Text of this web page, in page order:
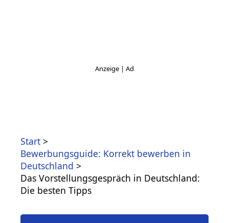
Start
Bewerbungsguide: Korrekt bewerben in
Deutschland
Das Vorstellungsgespräch in Deutschland:
Die besten Tipps